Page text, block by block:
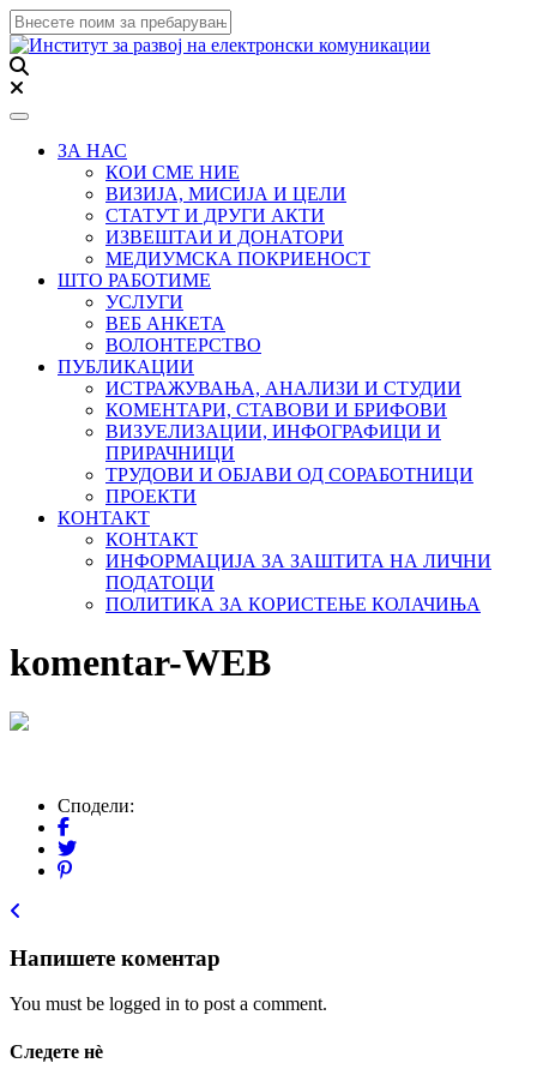
Toggle navigation
ЗА НАС
КОИ СМЕ НИЕ
ВИЗИЈА, МИСИЈА И ЦЕЛИ
СТАТУТ И ДРУГИ АКТИ
ИЗВЕШТАИ И ДОНАТОРИ
МЕДИУМСКА ПОКРИЕНОСТ
ШТО РАБОТИМЕ
УСЛУГИ
ВЕБ АНКЕТА
ВОЛОНТЕРСТВО
ПУБЛИКАЦИИ
ИСТРАЖУВАЊА, АНАЛИЗИ И СТУДИИ
КОМЕНТАРИ, СТАВОВИ И БРИФОВИ
ВИЗУЕЛИЗАЦИИ, ИНФОГРАФИЦИ И
ПРИРАЧНИЦИ
ТРУДОВИ И ОБЈАВИ ОД СОРАБОТНИЦИ
ПРОЕКТИ
КОНТАКТ
КОНТАКТ
ИНФОРМАЦИЈА ЗА ЗАШТИТА НА ЛИЧНИ
ПОДАТОЦИ
ПОЛИТИКА ЗА КОРИСТЕЊЕ КОЛАЧИЊА
komentar-WEB
Сподели:
Напишете коментар
You must be logged in to post a comment.
Следете нѐ